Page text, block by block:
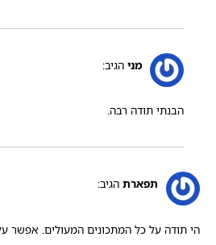
מני הגיב:
הבנתי תודה רבה.
תפארת הגיב:
הי תודה על כל המתכונים המעולים. אפשר